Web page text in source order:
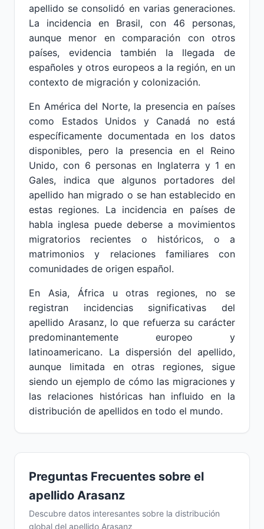
apellido se consolidó en varias generaciones.
La incidencia en Brasil, con 46 personas,
aunque menor en comparación con otros
países, evidencia también la llegada de
españoles y otros europeos a la región, en un
contexto de migración y colonización.
En América del Norte, la presencia en países
como Estados Unidos y Canadá no está
específicamente documentada en los datos
disponibles, pero la presencia en el Reino
Unido, con 6 personas en Inglaterra y 1 en
Gales, indica que algunos portadores del
apellido han migrado o se han establecido en
estas regiones. La incidencia en países de
habla inglesa puede deberse a movimientos
migratorios recientes o históricos, o a
matrimonios y relaciones familiares con
comunidades de origen español.
En Asia, África u otras regiones, no se
registran incidencias significativas del
apellido Arasanz, lo que refuerza su carácter
predominantemente europeo y
latinoamericano. La dispersión del apellido,
aunque limitada en otras regiones, sigue
siendo un ejemplo de cómo las migraciones y
las relaciones históricas han influido en la
distribución de apellidos en todo el mundo.
Preguntas Frecuentes sobre el
apellido Arasanz
Descubre datos interesantes sobre la distribución
global del apellido Arasanz